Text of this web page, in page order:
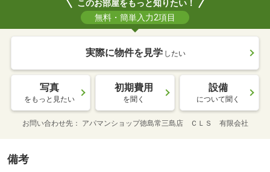
このお部屋をもっと知りたい！
無料・簡単入力2項目
実際に物件を見学 したい
写真
をもっと見たい
初期費用
を聞く
設備
について聞く
お問い合わせ先 アパマンショップ徳島常三島店 ＣＬＳ 有限会社
備考